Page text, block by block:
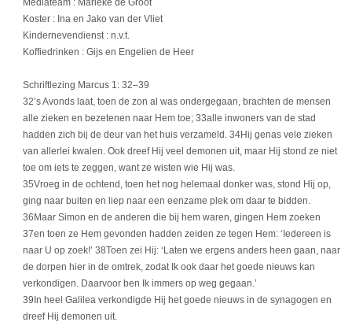
Mediateam : Marieke de Groot
Koster : Ina en Jako van der Vliet
Kindernevendienst : n.v.t.
Koffiedrinken : Gijs en Engelien de Heer
Schriftlezing Marcus 1: 32–39
32’s Avonds laat, toen de zon al was ondergegaan, brachten de mensen
alle zieken en bezetenen naar Hem toe; 33alle inwoners van de stad
hadden zich bij de deur van het huis verzameld. 34Hij genas vele zieken
van allerlei kwalen. Ook dreef Hij veel demonen uit, maar Hij stond ze niet
toe om iets te zeggen, want ze wisten wie Hij was.
35Vroeg in de ochtend, toen het nog helemaal donker was, stond Hij op,
ging naar buiten en liep naar een eenzame plek om daar te bidden.
36Maar Simon en de anderen die bij hem waren, gingen Hem zoeken
37en toen ze Hem gevonden hadden zeiden ze tegen Hem: ‘Iedereen is
naar U op zoek!’ 38Toen zei Hij: ‘Laten we ergens anders heen gaan, naar
de dorpen hier in de omtrek, zodat Ik ook daar het goede nieuws kan
verkondigen. Daarvoor ben Ik immers op weg gegaan.’
39In heel Galilea verkondigde Hij het goede nieuws in de synagogen en
dreef Hij demonen uit.